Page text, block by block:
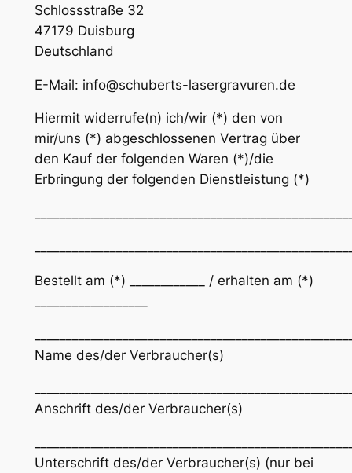
Schlossstraße 32
47179 Duisburg
Deutschland
E-Mail: info@schuberts-lasergravuren.de
Hiermit widerrufe(n) ich/wir (*) den von
mir/uns (*) abgeschlossenen Vertrag über
den Kauf der folgenden Waren (*)/die
Erbringung der folgenden Dienstleistung (*)
Bestellt am (*) ____________ / erhalten am (*)
Name des/der Verbraucher(s)
Anschrift des/der Verbraucher(s)
Unterschrift des/der Verbraucher(s) (nur bei